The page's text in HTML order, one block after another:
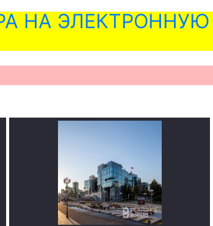
НА ЭЛЕКТРОННУЮ